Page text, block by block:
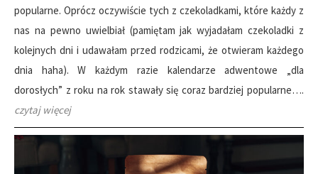
popularne. Oprócz oczywiście tych z czekoladkami, które każdy z
nas na pewno uwielbiał (pamiętam jak wyjadałam czekoladki z
kolejnych dni i udawałam przed rodzicami, że otwieram każdego
dnia haha). W każdym razie kalendarze adwentowe „dla
dorosłych” z roku na rok stawały się coraz bardziej popularne….
czytaj więcej